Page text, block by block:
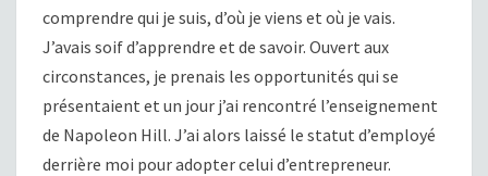
comprendre qui je suis, d’où je viens et où je vais.
J’avais soif d’apprendre et de savoir. Ouvert aux
circonstances, je prenais les opportunités qui se
présentaient et un jour j’ai rencontré l’enseignement
de Napoleon Hill. J’ai alors laissé le statut d’employé
derrière moi pour adopter celui d’entrepreneur.